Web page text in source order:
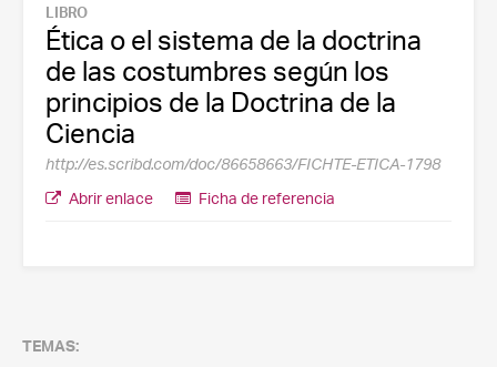
LIBRO
Ética o el sistema de la doctrina
de las costumbres según los
principios de la Doctrina de la
Ciencia
http://es.scribd.com/doc/86658663/FICHTE-ETICA-1798
Abrir enlace
Ficha de referencia
TEMAS: